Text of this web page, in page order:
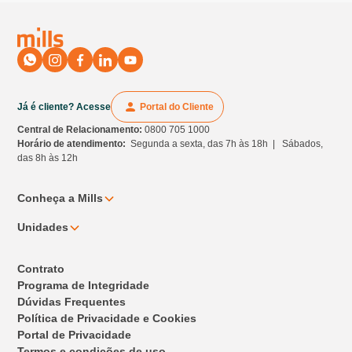
Já é cliente? Acesse Portal do Cliente
Central de Relacionamento:0800 705 1000
Horário de atendimento:Segunda a sexta, das 7h às 18h | Sábados,
das 8h às 12h
Conheça a Mills
Unidades
Contrato
Programa de Integridade
Dúvidas Frequentes
Política de Privacidade e Cookies
Portal de Privacidade